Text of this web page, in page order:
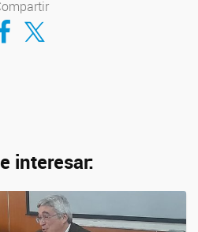
en Facebook
Compartir en Twitter
interesar: